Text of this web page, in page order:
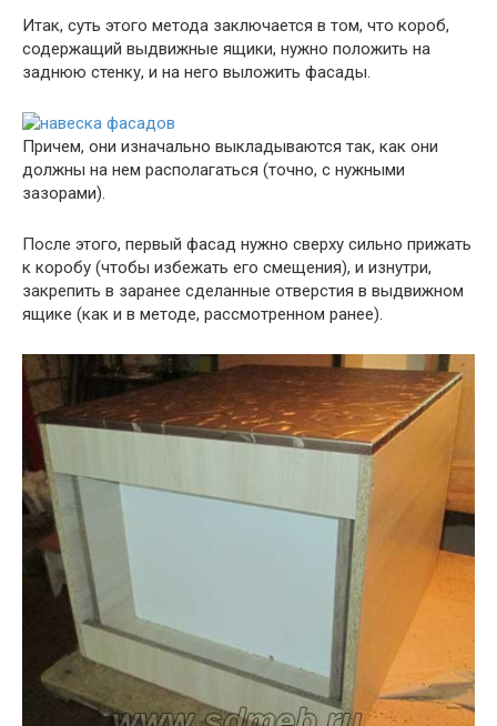
Итак, суть этого метода заключается в том, что короб,
содержащий выдвижные ящики, нужно положить на
заднюю стенку, и на него выложить фасады.
Причем, они изначально выкладываются так, как они
должны на нем располагаться (точно, с нужными
зазорами).
После этого, первый фасад нужно сверху сильно прижать
к коробу (чтобы избежать его смещения), и изнутри,
закрепить в заранее сделанные отверстия в выдвижном
ящике (как и в методе, рассмотренном ранее).